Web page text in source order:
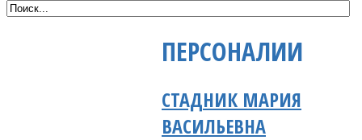
ПЕРСОНАЛИИ
СТАДНИК МАРИЯ
ВАСИЛЬЕВНА